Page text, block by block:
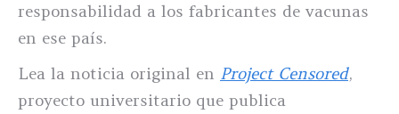
responsabilidad a los fabricantes de vacunas
en ese país.
Lea la noticia original en Project Censored,
proyecto universitario que publica